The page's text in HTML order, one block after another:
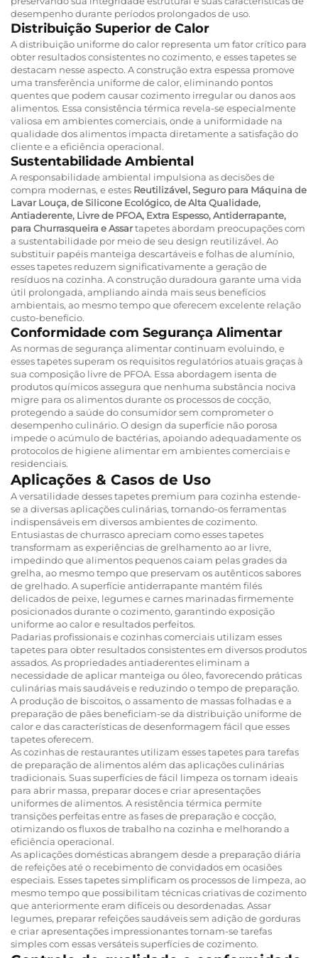
desempenho durante períodos prolongados de uso.
Distribuição Superior de Calor
A distribuição uniforme do calor representa um fator crítico para
obter resultados consistentes no cozimento, e esses tapetes se
destacam nesse aspecto. A construção extra espessa promove
uma transferência uniforme de calor, eliminando pontos
quentes que podem causar cozimento irregular ou danos aos
alimentos. Essa consistência térmica revela-se especialmente
valiosa em ambientes comerciais, onde a uniformidade na
qualidade dos alimentos impacta diretamente a satisfação do
cliente e a eficiência operacional.
Sustentabilidade Ambiental
A responsabilidade ambiental impulsiona as decisões de
compra modernas, e estes Reutilizável, Seguro para Máquina de
Lavar Louça, de Silicone Ecológico, de Alta Qualidade,
Antiaderente, Livre de PFOA, Extra Espesso, Antiderrapante,
para Churrasqueira e Assartapetes abordam preocupações com
a sustentabilidade por meio de seu design reutilizável. Ao
substituir papéis manteiga descartáveis e folhas de alumínio,
esses tapetes reduzem significativamente a geração de
resíduos na cozinha. A construção duradoura garante uma vida
útil prolongada, ampliando ainda mais seus benefícios
ambientais, ao mesmo tempo que oferecem excelente relação
custo-benefício.
Conformidade com Segurança Alimentar
As normas de segurança alimentar continuam evoluindo, e
esses tapetes superam os requisitos regulatórios atuais graças à
sua composição livre de PFOA. Essa abordagem isenta de
produtos químicos assegura que nenhuma substância nociva
migre para os alimentos durante os processos de cocção,
protegendo a saúde do consumidor sem comprometer o
desempenho culinário. O design da superfície não porosa
impede o acúmulo de bactérias, apoiando adequadamente os
protocolos de higiene alimentar em ambientes comerciais e
residenciais.
Aplicações & Casos de Uso
A versatilidade desses tapetes premium para cozinha estende-
se a diversas aplicações culinárias, tornando-os ferramentas
indispensáveis em diversos ambientes de cozimento.
Entusiastas de churrasco apreciam como esses tapetes
transformam as experiências de grelhamento ao ar livre,
impedindo que alimentos pequenos caiam pelas grades da
grelha, ao mesmo tempo que preservam os autênticos sabores
de grelhado. A superfície antiderrapante mantém filés
delicados de peixe, legumes e carnes marinadas firmemente
posicionados durante o cozimento, garantindo exposição
uniforme ao calor e resultados perfeitos.
Padarias profissionais e cozinhas comerciais utilizam esses
tapetes para obter resultados consistentes em diversos produtos
assados. As propriedades antiaderentes eliminam a
necessidade de aplicar manteiga ou óleo, favorecendo práticas
culinárias mais saudáveis e reduzindo o tempo de preparação.
A produção de biscoitos, o assamento de massas folhadas e a
preparação de pães beneficiam-se da distribuição uniforme de
calor e das características de desenformagem fácil que esses
tapetes oferecem.
As cozinhas de restaurantes utilizam esses tapetes para tarefas
de preparação de alimentos além das aplicações culinárias
tradicionais. Suas superfícies de fácil limpeza os tornam ideais
para abrir massa, preparar doces e criar apresentações
uniformes de alimentos. A resistência térmica permite
transições perfeitas entre as fases de preparação e cocção,
otimizando os fluxos de trabalho na cozinha e melhorando a
eficiência operacional.
As aplicações domésticas abrangem desde a preparação diária
de refeições até o recebimento de convidados em ocasiões
especiais. Esses tapetes simplificam os processos de limpeza, ao
mesmo tempo que possibilitam técnicas criativas de cozimento
que anteriormente eram difíceis ou desordenadas. Assar
legumes, preparar refeições saudáveis sem adição de gorduras
e criar apresentações impressionantes tornam-se tarefas
simples com essas versáteis superfícies de cozimento.